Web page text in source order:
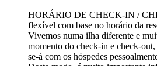
HORÁRIO DE CHECK-IN /
flexível com base no horário da
Vivemos numa ilha diferente e
momento do check-in e check-
se-á com os hóspedes